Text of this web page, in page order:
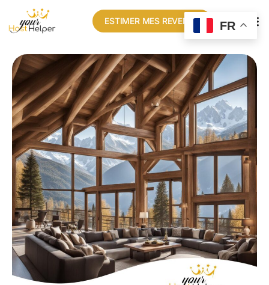
ESTIMER MES REVENUS FR